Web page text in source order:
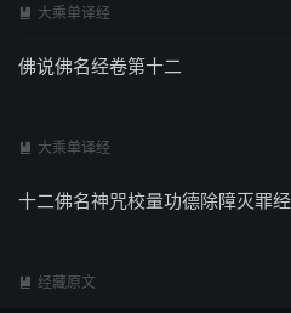
 大乘单译经
佛说佛名经卷第十二
 大乘单译经
十二佛名神咒校量功德除障灭罪经
 经藏原文